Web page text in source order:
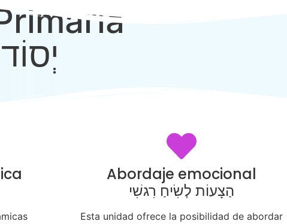
Abordaje emocional
הַצָעוֹת לְשִׂיחַ רִגשִׁי
Esta unidad ofrece la posibilidad de abordar